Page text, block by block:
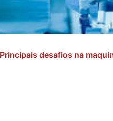
Principais desafios na